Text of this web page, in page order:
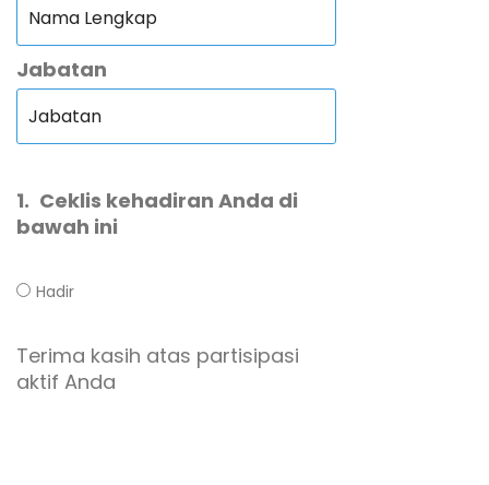
Jabatan
1. Ceklis kehadiran Anda di
bawah ini
Hadir
Terima kasih atas partisipasi
aktif Anda